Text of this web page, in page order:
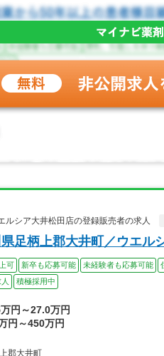
シア大井松田店の登録販売者の求人
足柄上郡大井町／ウエル
可 新卒も応募可能 未経験者も応募可能
積極採用中
万円～27.0万円
円～450万円
郡大井町